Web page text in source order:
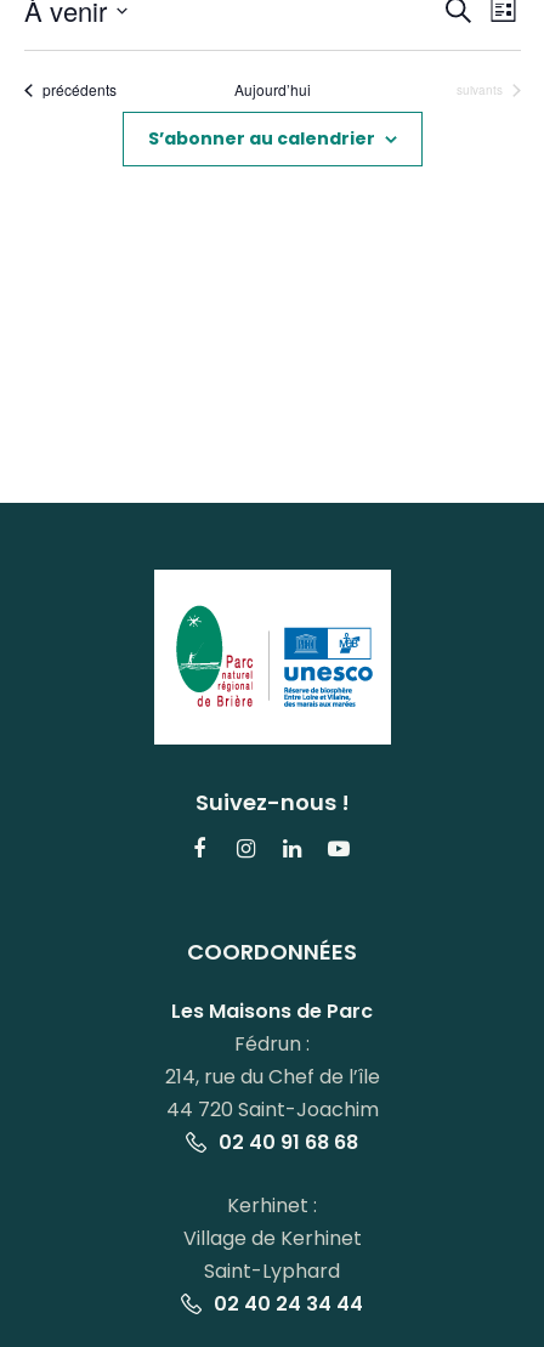
et
de
Liste
À venir
date.
Évènements
précédents Aujourd’hui Évènements
suivants
S’abonner au calendrier
Suivez-nous !
Lien
le
Facebook
Lien
le
Instagram
Lien
le
Linkedin
Lien
la
Youtube
COORDONNÉES
Les Maisons de Parc
Fédrun :
214, rue du Chef de l’île
44 720 Saint-Joachim
02 40 91 68 68
Kerhinet :
Village de Kerhinet
Saint-Lyphard
02 40 24 34 44